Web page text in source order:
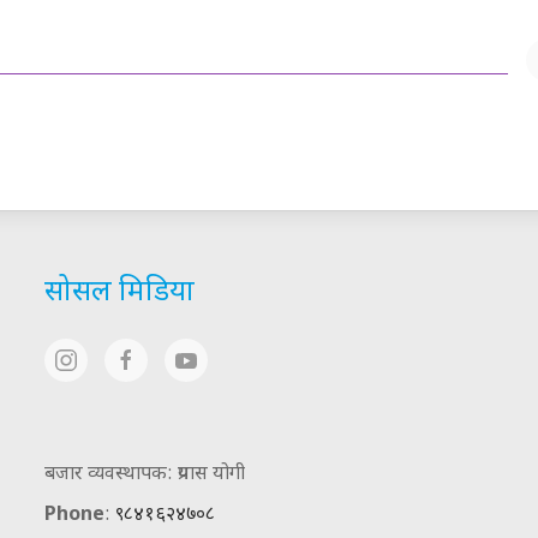
सोसल मिडिया
बजार व्यवस्थापक: प्रयास योगी
Phone: ९८४१६२४७०८